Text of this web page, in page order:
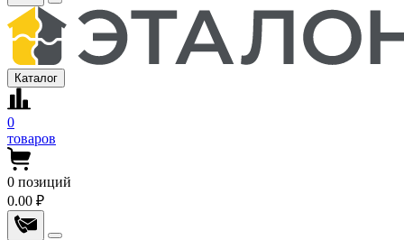
Каталог
0
товаров
0 позиций
0.00 ₽